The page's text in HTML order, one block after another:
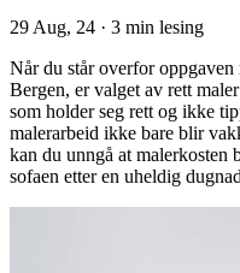
29 Aug, 24 · 3 min lesing
Når du står overfor
Bergen, er valget av rett
som holder seg rett og ikke
malerarbeid ikke bare blir
kan du unngå at malerkosten
sofaen etter en uheldig